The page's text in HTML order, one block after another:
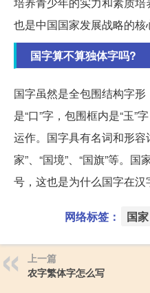
也是中国国家发展战略的核
国字算不算独体字吗?
国字虽然是全包围结构字
是“口”字，包围框内是“玉”
运作。国字具有名词和形容
家”、“国境”、“国旗”等。
号，这也是为什么国字在汉
网络标签： 国家
上一篇
农字繁体字怎么写